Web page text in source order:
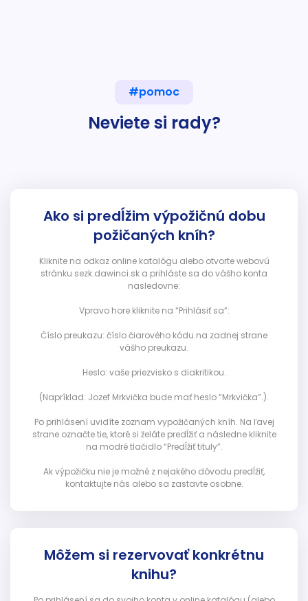
#pomoc
Neviete si rady?
Ako si predĺžim výpožičnú dobu
požičaných kníh?
Kliknite na odkaz online katalógu alebo otvorte webovú
stránku sezk.dawinci.sk a prihláste sa do vášho konta
nasledovne:
Vpravo hore kliknite na “Prihlásiť sa”:
Číslo preukazu: číslo čiarového kódu na zadnej strane
vášho preukazu.
Heslo: vaše priezvisko s diakritikou.
(Napríklad: Jozef Mrkvička bude mať heslo “Mrkvička”.).
Po prihlásení uvidíte zoznam vypožičaných kníh. Na ľavej
strane označte tie, ktoré si želáte predĺžiť a následne kliknite
na modré tlačidlo “Predĺžiť tituly”.
Ak výpožičku nie je možné z nejakého dôvodu predĺžiť,
kontaktujte nás alebo sa zastavte osobne.
Môžem si rezervovať konkrétnu
knihu?